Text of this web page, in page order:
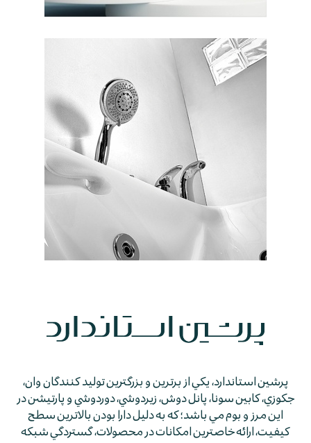
پرشين استاندارد، يكي از برترين و بزرگترين توليد كنندگان وان،
جكوزي، كابين سونا، پانل دوش، زيردوشي، دوردوشي و پارتيشن در
اين مرز و بوم مي باشد؛ كه به دليل دارا بودن بالاترين سطح
كيفيت، ارائه خاصترين امكانات در محصولات، گستردگي شبكه